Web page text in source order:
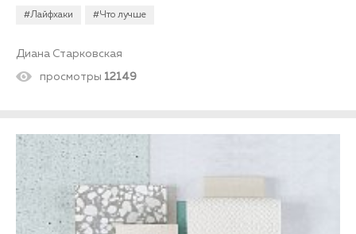
#Лайфхаки #Что лучше
Диана Старковская
просмотры 12149